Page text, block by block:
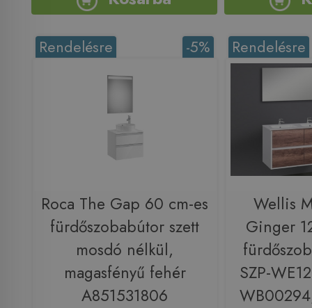
-5%
Rendelésre
Roca The Gap 60 cm-es
fürdőszobabútor szett
mosdó nélkül,
magasfényű fehér
A851531806
Rendelésre
Wellis
Ginger
SZP-